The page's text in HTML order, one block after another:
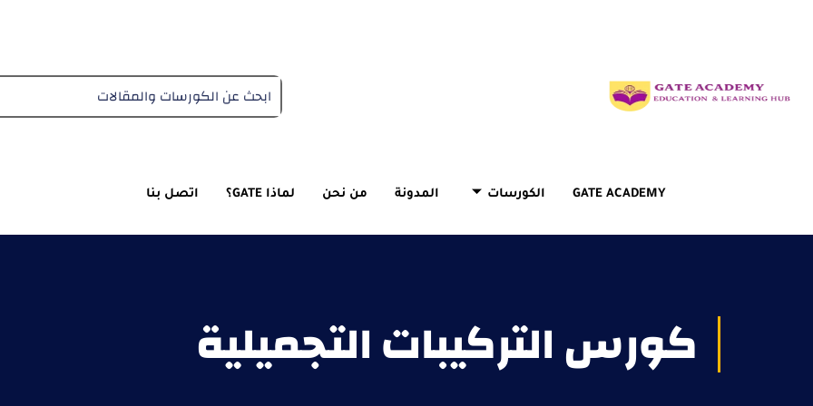
GATE ACADEMY الكورسات المدونة من نحن لماذا GATE؟ اتصل بنا
كورس التركيبات التجميلية